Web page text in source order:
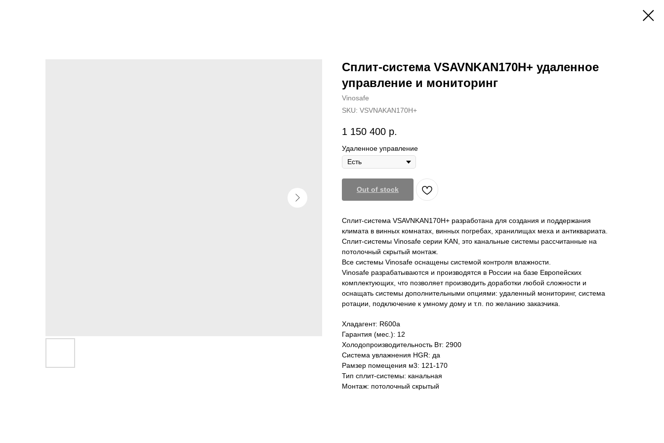
Сплит-система VSAVNKAN170H+ удаленное
управление и мониторинг
Vinosafe
SKU: VSVNAKAN170H+
1 150 400 р.
Удаленное управление
Out of stock
Сплит-система VSAVNKAN170H+ разработана для создания и поддержания
климата в винных комнатах, винных погребах, хранилищах меха и антиквариата.
Сплит-системы Vinosafe серии KAN, это канальные системы рассчитанные на
потолочный скрытый монтаж.
Все системы Vinosafe оснащены системой контроля влажности.
Vinosafe разрабатываются и производятся в России на базе Европейских
комплектующих, что позволяет производить доработки любой сложности и
оснащать системы дополнительными опциями: удаленный мониторинг, система
ротации, подключение к умному дому и т.п. по желанию заказчика.
Хладагент: R600a
Гарантия (мес.): 12
Холодопроизводительность Вт: 2900
Система увлажнения HGR: да
Рамзер помещения м3: 121-170
Тип сплит-системы: канальная
Монтаж: потолочный скрытый